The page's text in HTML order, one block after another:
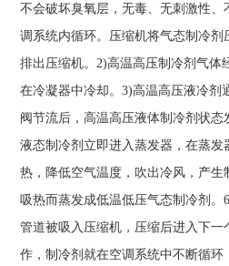
不会破坏臭氧层，无毒、无刺激性
调系统内循环。压缩机将气态制冷
排出压缩机。2)高温高压制冷剂气体
在冷凝器中冷却。3)高温高压液冷剂
阀节流后，高温高压液体制冷剂状态
液态制冷剂立即进入蒸发器，在蒸
热，降低空气温度，吹出冷风，产
吸热而蒸发成低温低压气态制冷剂。
管道被吸入压缩机，压缩后进入下
作，制冷剂就在空调系统中不断循